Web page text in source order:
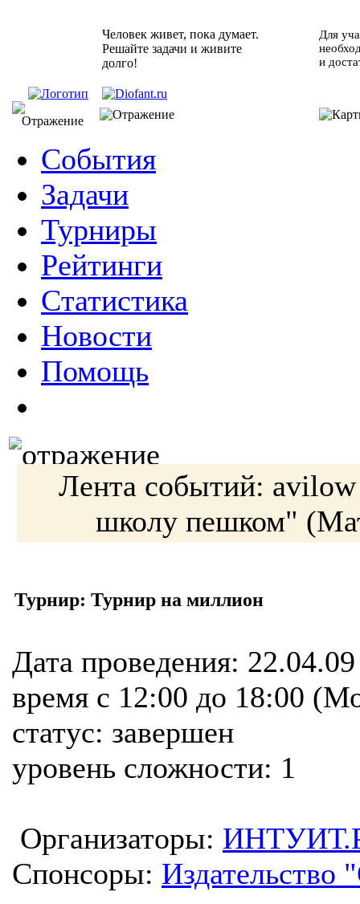
Человек живет, пока думает.
Решайте задачи и живите
долго!
Для
и
События
Задачи
Турниры
Рейтинги
Статистика
Новости
Помощь
Лента событий:
школу пешком"
Турнир: Турнир на миллион
Дата проведения: 22.04.09
время с 12:00 до 18:00
статус: завершен
уровень сложности: 1
Организаторы:
Спонсоры: